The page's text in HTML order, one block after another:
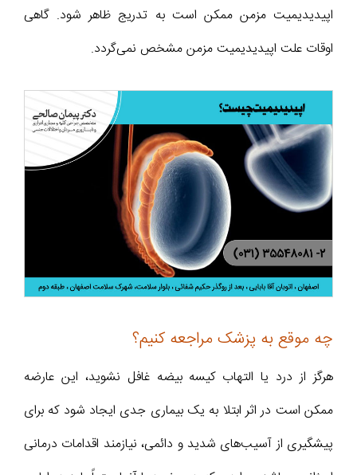
اپیدیدیمیت مزمن ممکن است به تدریج ظاهر شود. گاهی
اوقات علت اپیدیدیمیت مزمن مشخص نمی‌گردد.
چه موقع به پزشک مراجعه کنیم؟
هرگز از درد یا التهاب کیسه بیضه غافل نشوید، این عارضه
ممکن است در اثر ابتلا به یک بیماری جدی ایجاد شود که برای
پیشگیری از آسیب‌های شدید و دائمی، نیازمند اقدامات درمانی